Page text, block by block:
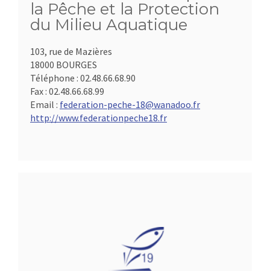
la Pêche et la Protection
du Milieu Aquatique
103, rue de Mazières
18000 BOURGES
Téléphone : 02.48.66.68.90
Fax : 02.48.66.68.99
Email : federation-peche-18@wanadoo.fr
http://www.federationpeche18.fr